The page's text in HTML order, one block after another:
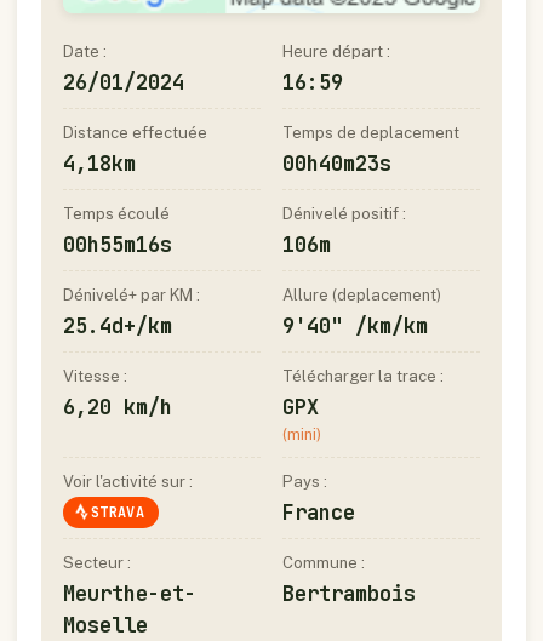
Date :
26/01/2024
Heure départ :
16:59
Distance effectuée
4,18km
Temps de deplacement
00h40m23s
Temps écoulé
00h55m16s
Dénivelé positif :
106m
Dénivelé+ par KM :
25.4d+/km
Allure (deplacement)
9'40" /km/km
Vitesse :
6,20 km/h
Télécharger la trace :
GPX
(mini)
Voir l'activité sur :
STRAVA
Pays :
France
Secteur :
Meurthe-et-
Moselle
Commune :
Bertrambois